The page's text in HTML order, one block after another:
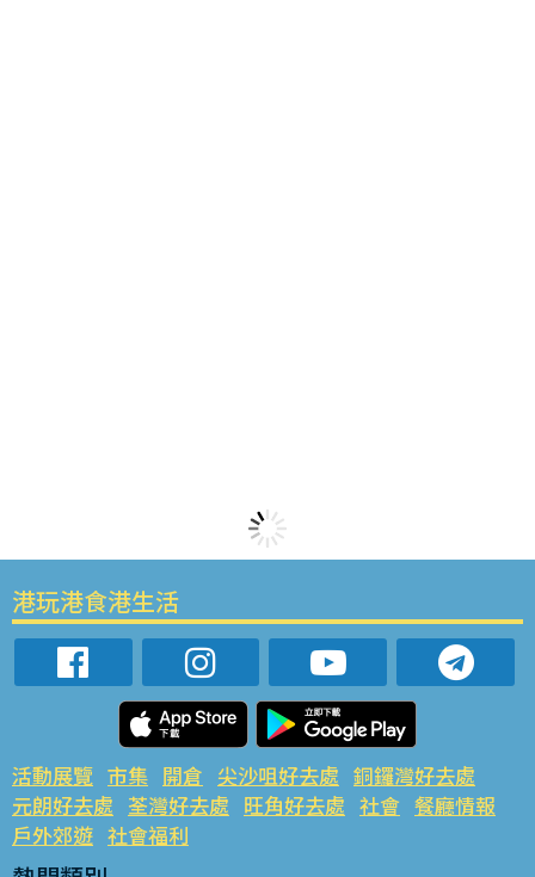
港玩港食港生活
活動展覽 市集 開倉 尖沙咀好去處 銅鑼灣好去處
元朗好去處 荃灣好去處 旺角好去處 社會 餐廳情報
戶外郊遊 社會福利